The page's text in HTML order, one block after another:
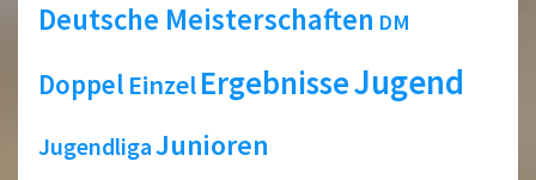
Deutsche Meisterschaften DM
Doppel EinzelErgebnisseJugend
JugendligaJunioren